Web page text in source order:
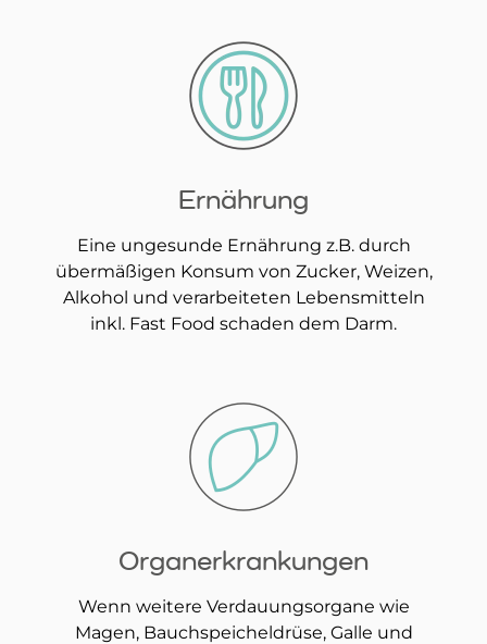
Ernährung
Eine ungesunde Ernährung z.B. durch
übermäßigen Konsum von Zucker, Weizen,
Alkohol und verarbeiteten Lebensmitteln
inkl. Fast Food schaden dem Darm.
Organerkrankungen
Wenn weitere Verdauungsorgane wie
Magen, Bauchspeicheldrüse, Galle und